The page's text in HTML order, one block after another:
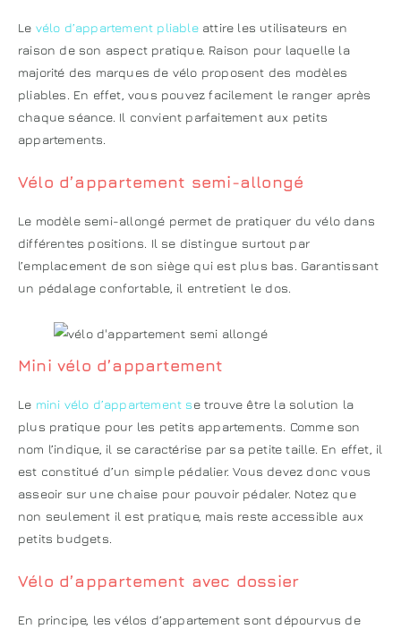
Le vélo d’appartement pliable attire les utilisateurs en
raison de son aspect pratique. Raison pour laquelle la
majorité des marques de vélo proposent des modèles
pliables. En effet, vous pouvez facilement le ranger après
chaque séance. Il convient parfaitement aux petits
appartements.
Vélo d’appartement semi-allongé
Le modèle semi-allongé permet de pratiquer du vélo dans
différentes positions. Il se distingue surtout par
l’emplacement de son siège qui est plus bas. Garantissant
un pédalage confortable, il entretient le dos.
Mini vélo d’appartement
Le mini vélo d’appartement se trouve être la solution la
plus pratique pour les petits appartements. Comme son
nom l’indique, il se caractérise par sa petite taille. En effet, il
est constitué d’un simple pédalier. Vous devez donc vous
asseoir sur une chaise pour pouvoir pédaler. Notez que
non seulement il est pratique, mais reste accessible aux
petits budgets.
Vélo d’appartement avec dossier
En principe, les vélos d’appartement sont dépourvus de